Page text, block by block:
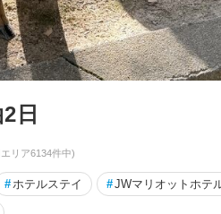
日
リア6134件中)
#ホテルステイ #JWマリオットホテ